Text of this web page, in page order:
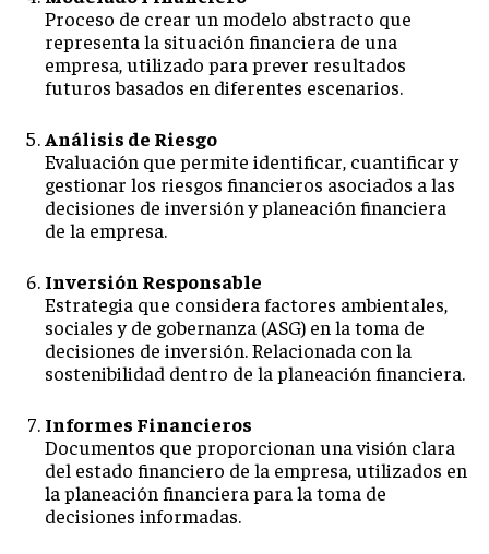
Proceso de crear un modelo abstracto que
representa la situación financiera de una
empresa, utilizado para prever resultados
futuros basados en diferentes escenarios.
Análisis de Riesgo
Evaluación que permite identificar, cuantificar y
gestionar los riesgos financieros asociados a las
decisiones de inversión y planeación financiera
de la empresa.
Inversión Responsable
Estrategia que considera factores ambientales,
sociales y de gobernanza (ASG) en la toma de
decisiones de inversión. Relacionada con la
sostenibilidad dentro de la planeación financiera.
Informes Financieros
Documentos que proporcionan una visión clara
del estado financiero de la empresa, utilizados en
la planeación financiera para la toma de
decisiones informadas.